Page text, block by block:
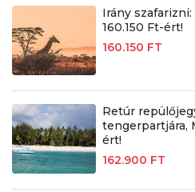
Irány
160.150 Ft-ért!
160.150 FT
Retúr
tengerpartjára,
ért!
162.900 FT